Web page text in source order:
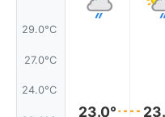
29.0°C
27.0°C
24.0°C
23.0°